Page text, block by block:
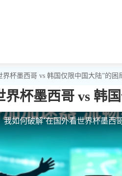
杯墨西哥 vs 韩国仅限中国大陆”的困
杯墨西哥 vs 韩
我如何破解“在国外看世界杯墨西